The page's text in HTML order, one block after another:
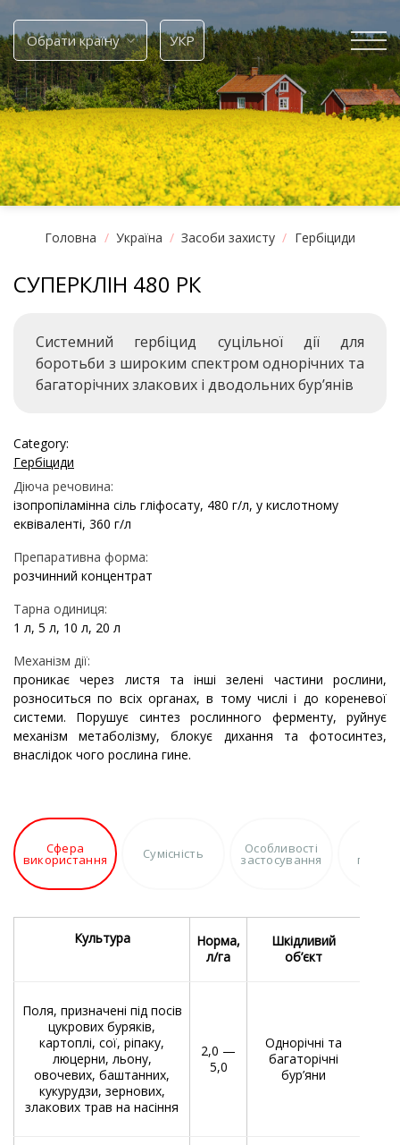
to
content
Обрати країну УКР
Головна / Україна / Засоби захисту / Гербіциди
СУПЕРКЛІН 480 РК
Системний гербіцид суцільної дії для
боротьби з широким спектром однорічних та
багаторічних злакових і дводольних бур’янів
Category:
Гербіциди
Діюча речовина:
ізопропіламінна сіль гліфосату, 480 г/л, у кислотному
еквіваленті, 360 г/л
Препаративна форма:
розчинний концентрат
Тарна одиниця:
1 л, 5 л, 10 л, 20 л
Механізм дії:
проникає через листя та інші зелені частини рослини,
розноситься по всіх органах, в тому числі і до кореневої
системи. Порушує синтез рослинного ферменту, руйнує
механізм метаболізму, блокує дихання та фотосинтез,
внаслідок чого рослина гине.
Сфера
використання Сумісність Особливості
застосування
Культура
Норма,
л/га
Шкідливий
об’єкт
Поля, призначені під посів
цукрових буряків,
картоплі, сої, ріпаку,
люцерни, льону,
овочевих, баштанних,
кукурудзи, зернових,
злакових трав на насіння
2,0 —
5,0
Однорічні та
багаторічні
бур’яни